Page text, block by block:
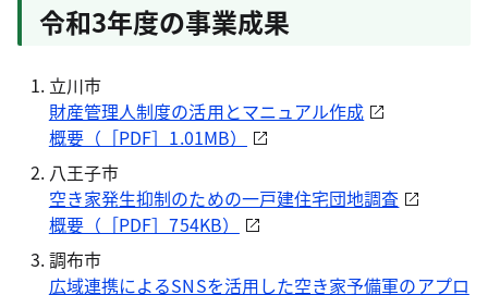
令和3年度の事業成果
立川市
財産管理人制度の活用とマニュアル作成
概要（［PDF］1.01MB）
八王子市
空き家発生抑制のための一戸建住宅団地調査
概要（［PDF］754KB）
調布市
広域連携によるSNSを活用した空き家予備軍のアプロ